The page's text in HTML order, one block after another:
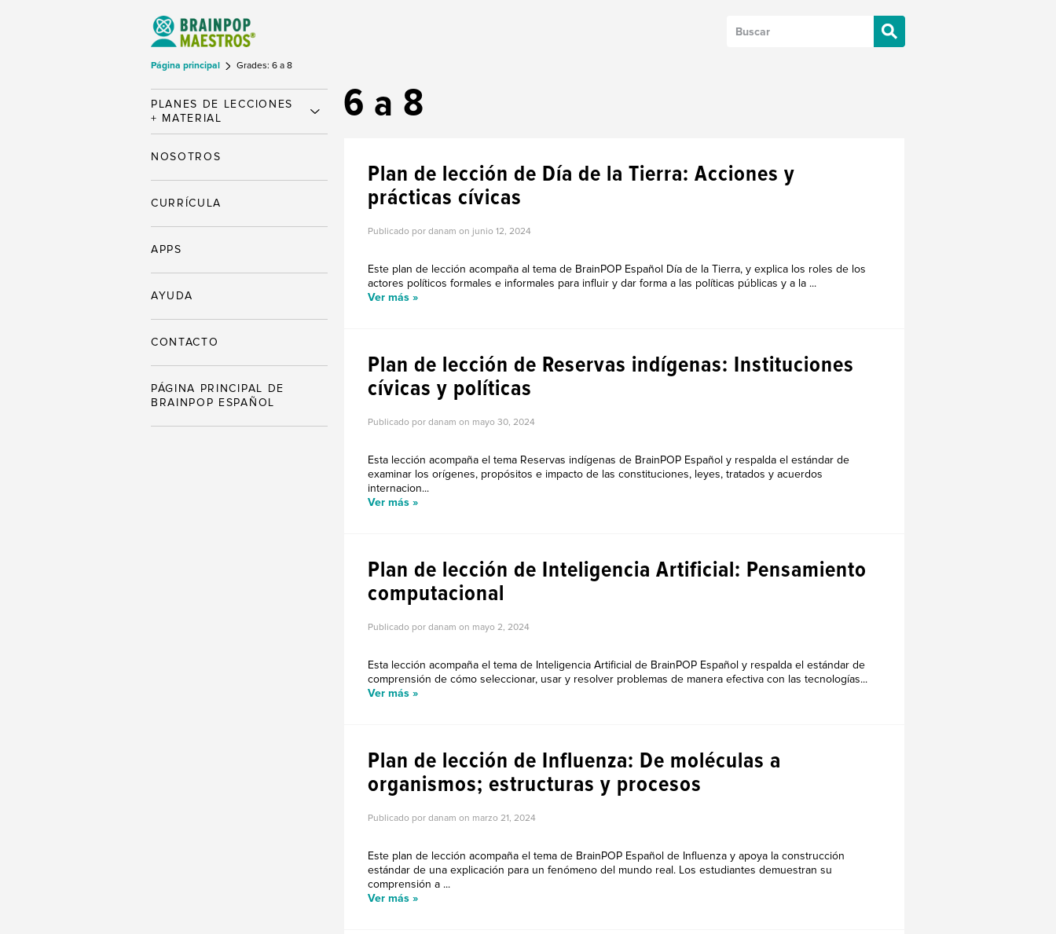
Página principal Grades: 6 a 8
6 a 8
Plan de lección de Día de la Tierra: Acciones y
prácticas cívicas
Publicado por danam on junio 12, 2024
Este plan de lección acompaña al tema de BrainPOP Español Día de la Tierra, y explica los roles de los
actores políticos formales e informales para influir y dar forma a las políticas públicas y a la ...
Ver más »
Plan de lección de Reservas indígenas: Instituciones
cívicas y políticas
Publicado por danam on mayo 30, 2024
Esta lección acompaña el tema Reservas indígenas de BrainPOP Español y respalda el estándar de
examinar los orígenes, propósitos e impacto de las constituciones, leyes, tratados y acuerdos
internacion...
Ver más »
Plan de lección de Inteligencia Artificial: Pensamiento
computacional
Publicado por danam on mayo 2, 2024
Esta lección acompaña el tema de Inteligencia Artificial de BrainPOP Español y respalda el estándar de
comprensión de cómo seleccionar, usar y resolver problemas de manera efectiva con las tecnologías...
Ver más »
Plan de lección de Influenza: De moléculas a
organismos; estructuras y procesos
Publicado por danam on marzo 21, 2024
Este plan de lección acompaña el tema de BrainPOP Español de Influenza y apoya la construcción
estándar de una explicación para un fenómeno del mundo real. Los estudiantes demuestran su
comprensión a ...
Ver más »
PLANES DE LECCIONES
+ MATERIAL
NOSOTROS
CURRÍCULA
APPS
AYUDA
CONTACTO
PÁGINA PRINCIPAL DE
BRAINPOP ESPAÑOL